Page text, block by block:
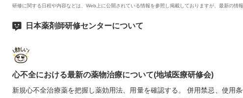
研修に関する日程や内容などは、Web上に公開されている情報を参照し掲載しておりますが、最新の
日本薬剤師研修センターについて
心不全における最新の薬物治療について(地域医療研修会)
新規心不全治療薬を把握し薬効用法、用量を確認する。 併用禁忌、使用